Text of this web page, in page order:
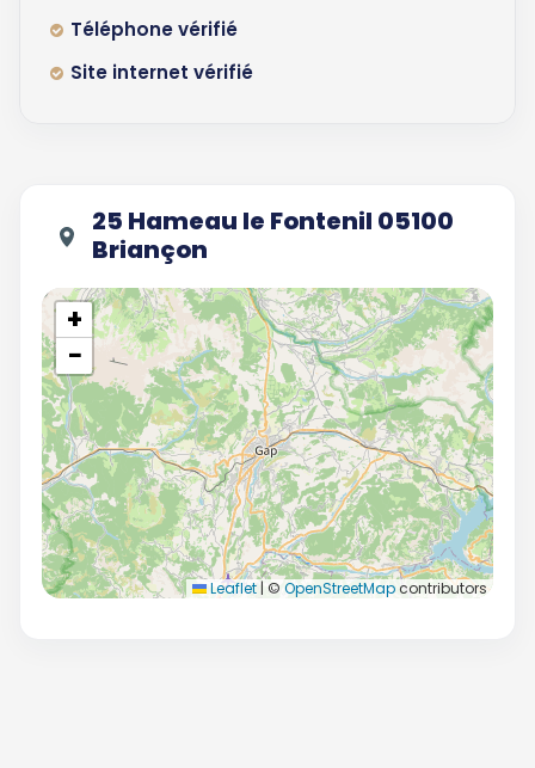
Téléphone vérifié
Site internet vérifié
25 Hameau le Fontenil 05100
Briançon
+
−
Leaflet | © OpenStreetMapcontributors